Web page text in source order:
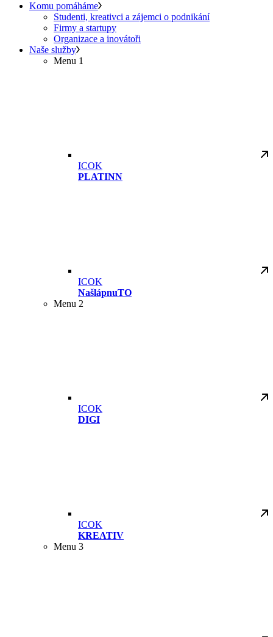
Komu pomáháme
Studenti, kreativci a zájemci o podnikání
Firmy a startupy
Organizace a inovátoři
Naše služby
Menu 1
ICOK
PLATINN
ICOK
NašlápnuTO
Menu 2
ICOK
DIGI
ICOK
KREATIV
Menu 3